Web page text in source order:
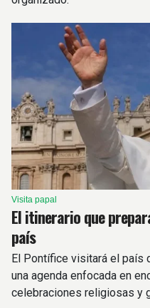
Visita papal
El itinerario que
país
El Pontífice visitará el país
una agenda enfocada en
celebraciones religiosas y